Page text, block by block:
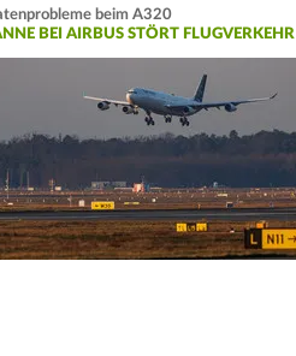
beim A320
BEI AIRBUS STÖRT FLUGVERKEHR